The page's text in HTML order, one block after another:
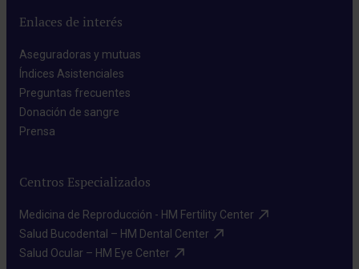
Enlaces de interés
Aseguradoras y mutuas​
Índices Asistenciales​
Preguntas frecuentes​
Donación de sangre​
Prensa​
Centros Especializados
Medicina de Reproducción - HM Fertility Center​
Salud Bucodental – HM Dental Center​
Salud Ocular – HM Eye Center​